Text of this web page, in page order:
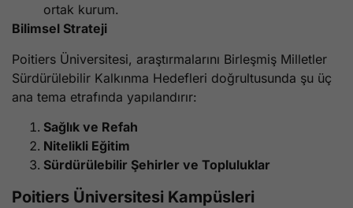
ortak kurum.
Bilimsel Strateji
Poitiers Üniversitesi, araştırmalarını Birleşmiş Milletler
Sürdürülebilir Kalkınma Hedefleri doğrultusunda şu üç
ana tema etrafında yapılandırır:
Sağlık ve Refah
Nitelikli Eğitim
Sürdürülebilir Şehirler ve Topluluklar
Poitiers Üniversitesi Kampüsleri